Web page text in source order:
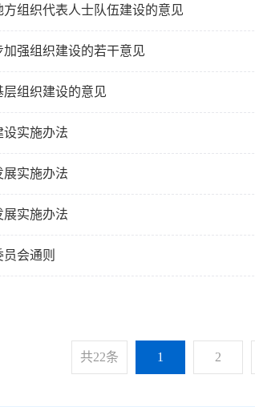
组织代表人士队伍建设的意见
强组织建设的若干意见
组织建设的意见
设实施办法
展实施办法
展实施办法
会通则
共22条 1 2